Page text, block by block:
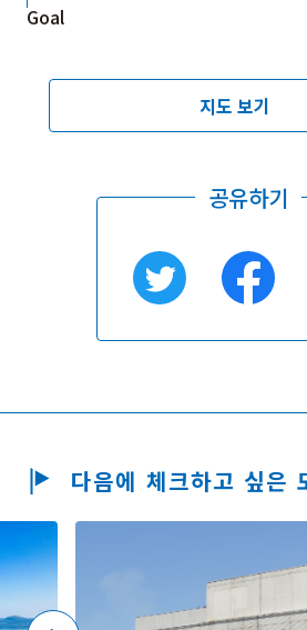
Goal
지도 보기
공유하기
다음에 체크하고 싶은